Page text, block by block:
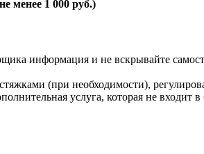
менее 1 000 руб.)
информация и не вскрывайте
(при необходимости),
услуга, которая не входит